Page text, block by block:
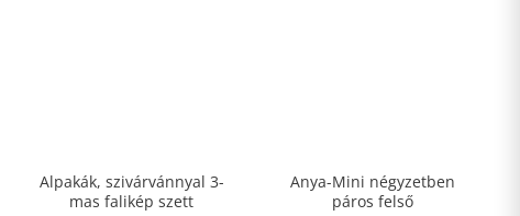
Alpakák, szivárvánnyal 3-
mas falikép szett
Anya-Mini négyzetben
páros felső